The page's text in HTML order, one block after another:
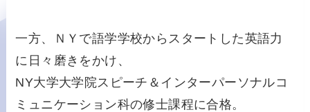
一方、ＮＹで語学学校からスタートした英語力
に日々磨きをかけ、
NY大学大学院スピーチ＆インターパーソナルコ
ミュニケーション科の修士課程に合格。